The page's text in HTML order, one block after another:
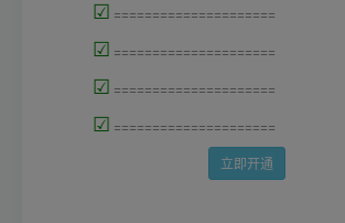
☑ =====================
☑ =====================
☑ =====================
☑ =====================
立即开通